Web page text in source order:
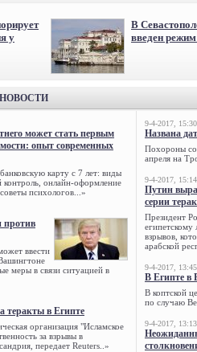
у
В
введен
может стать первым
опыт современных
карту с 7 лет: виды
онлайн-оформление
психологов...»
против
ввести
меры в связи ситуацией в
теракты в Египте
организация "Исламское
за взрывы в
передает Reuters..»
9-4-2017, 15:30
Названа
Похороны
апреля на
9-4-2017, 15:14
Путин
серии
Президент
египетскому
взрывов,
арабской
9-4-2017, 13:45
В Египте в
В коптской
по случаю
9-4-2017, 13:13